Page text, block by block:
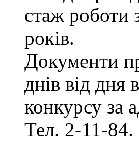
стаж роботи
років.
Документи
днів від дня
конкурсу за
Тел. 2-11-84.